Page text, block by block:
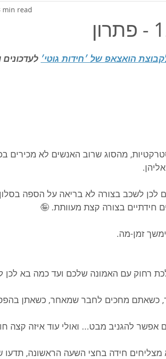
min read
הואצאפ של ׳חידות גוטי׳
מהסוג שרוב האנשים לא מכירים
לכן לשכב בצורה לא בריאה על הספה
חידתיים בצורה קצת מעוותת. 🤪
זמן-מה.
רחוק עם האמונה שלכם ועד כמה בא לכן
כשאתם מחכים לחבר שמאחר, כשאתן
אפשר להגניב מבט... ואולי עוד איזה קצה
חידה בחצי השעה הראשונה, תדעו